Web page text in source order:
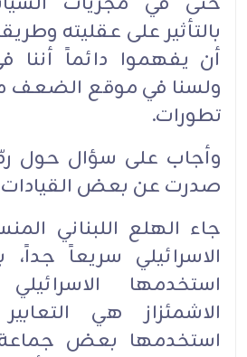
بالتأثير على عقليته
أن يفهموا دائماً أننا
ولسنا في موقع
تطورات.
وأجاب على سؤال حول
صدرت عن بعض القيادات
جاء الهلع اللبناني
الاسرائيلي سريعاً جداً،
استخدمها
الاشمئزاز هي